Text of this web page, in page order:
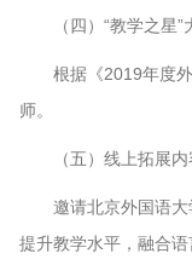
（四）“教学之星”
根据《2019年度
师。
（五）线上拓展内
邀请北京外国语大
提升教学水平，融合